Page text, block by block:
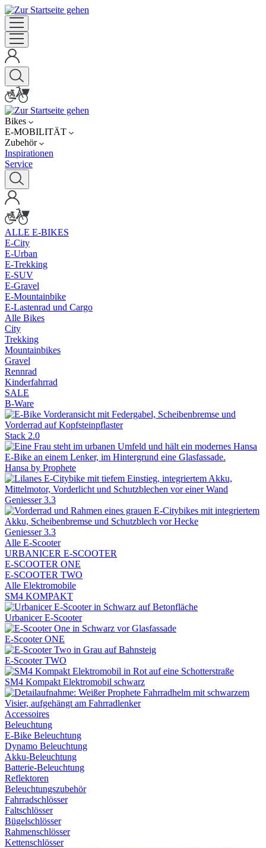
Bikes
E-MOBILITÄT
Zubehör
Inspirationen
Service
ALLE E-BIKES
E-City
E-Urban
E-Trekking
E-SUV
E-Gravel
E-Mountainbike
E-Lastenrad und Cargo
Alle Bikes
City
Trekking
Mountainbikes
Gravel
Rennrad
Kinderfahrrad
SALE
B-Ware
Stack 2.0
Hansa by Prophete
Geniesser 3.3
Geniesser 3.3
Alle E-Scooter
URBANICER E-SCOOTER
E-SCOOTER ONE
E-SCOOTER TWO
Alle Elektromobile
SM4 KOMPAKT
Urbanicer E-Scooter
E-Scooter ONE
E-Scooter TWO
SM4 Kompakt Elektromobil schwarz
Accessoires
Beleuchtung
E-Bike Beleuchtung
Dynamo Beleuchtung
Akku-Beleuchtung
Batterie-Beleuchtung
Reflektoren
Beleuchtungszubehör
Fahrradschlösser
Faltschlösser
Bügelschlösser
Rahmenschlösser
Kettenschlösser